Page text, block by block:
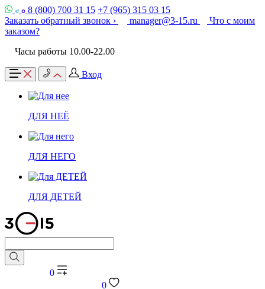
8 (800) 700 31 15 +7 (965) 315 03 15
Заказать обратный звонок ›
manager@3-15.ru
Что с моим
заказом?
Часы работы 10.00-22.00
Вход
ДЛЯ НЕЁ
ДЛЯ НЕГО
ДЛЯ ДЕТЕЙ
0
0